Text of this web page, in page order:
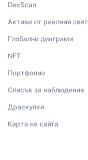
DexScan
Активи от реалния свят
Глобални диаграми
NFT
Портфолио
Списък за наблюдение
Драскулки
Карта на сайта